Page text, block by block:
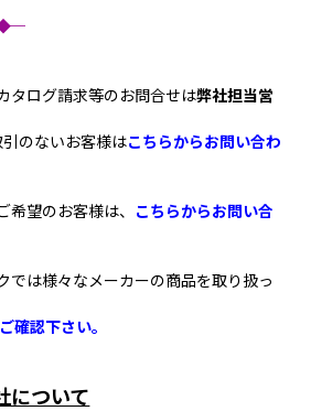
ログ請求等のお問合せは弊社担当営
のないお客様はこちらからお問い合わ
望のお客様は、 こちらからお問い合
は様々なメーカーの商品を取り扱っ
確認下さい。
について